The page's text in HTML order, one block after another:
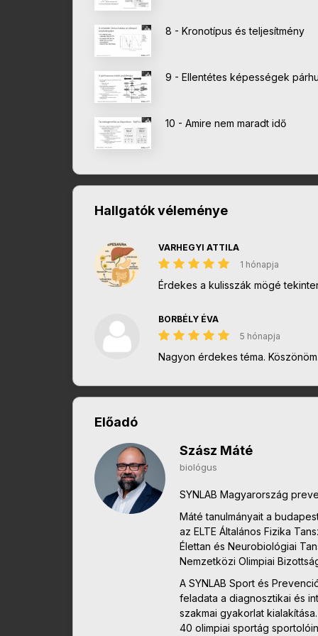
8 - Kronotípus és teljesítmény
9 - Ellentétes képességek
10 - Amire nem maradt idő
Hallgatók véleménye
VARHEGYI ATTILA
1 hónapja
Érdekes a kulisszák mögé
BORBÉLY ÉVA
5 hónapja
Nagyon érdekes téma.
Előadó
Szász Máté
biológus
SYNLAB Magyarország
Máté tanulmányait a
az ELTE Általános Fizika
Élettan és Neurobiológiai
Nemzetközi Olimpiai
A SYNLAB Sport és
feladata a diagnosztikai és
szakmai gyakorlat
40 olimpiai sportág